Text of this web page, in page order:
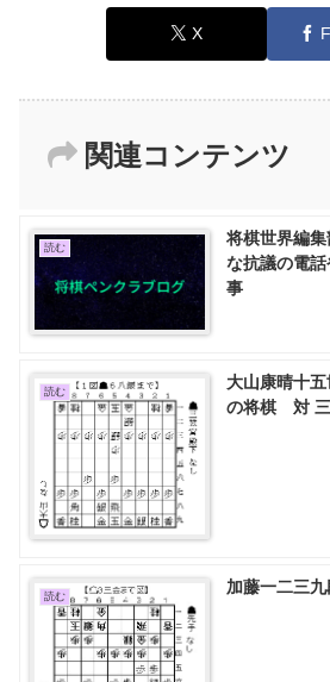
X
関連コンテンツ
読む
将棋世界編
な抗議の電
事
読む
大山康晴十
の将棋 対 三
読む 加藤一二三九